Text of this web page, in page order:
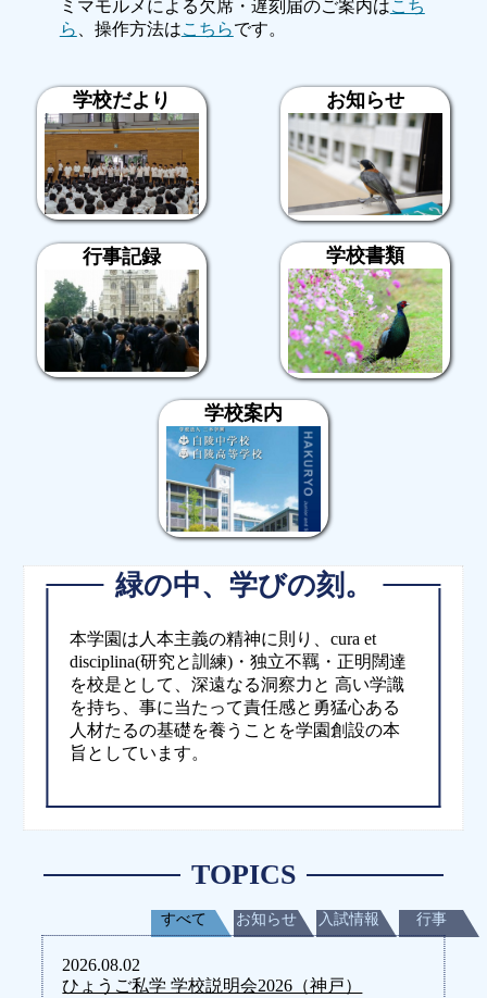
ミマモルメによる欠席・遅刻届のご案内はこち
ら
、操作方法はこちらです。
学校だより お知らせ
行事記録 学校書類
学校案内
緑の中、学びの刻。
本学園は人本主義の精神に則り、cura et
disciplina(研究と訓練)・独立不羈・正明闊達
を校是として、深遠なる洞察力と 高い学識
を持ち、事に当たって責任感と勇猛心ある
人材たるの基礎を養うことを学園創設の本
旨としています。
TOPICS
すべて お知らせ 入試情報 行事
2026.08.02
ひょうご私学 学校説明会2026（神戸）